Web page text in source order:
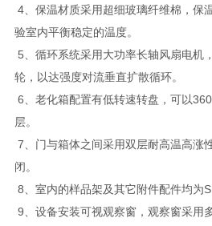
4、保温材质采用超细玻璃纤维棉，保
验室内平衡稳定的温度。
5、循环系统采用大功率长轴风扇电机
轮，以达强度对流垂直扩散循环。
6、老化箱配置有低转速转盘，可以
层。
7、门与箱体之间采用双层耐高温高涨
闭。
8、室内的样品架及其它附件配件均为
9、设备安装可视观察窗，观察窗采用